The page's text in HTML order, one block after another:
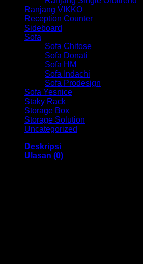
Ranjang VIKKO
Reception Counter
Sideboard
Sofa
Sofa Chitose
Sofa Donati
Sofa HM
Sofa Indachi
Sofa Prodesign
Sofa Yesnice
Staky Rack
Storage Box
Storage Solution
Uncategorized
Deskripsi
Ulasan (0)